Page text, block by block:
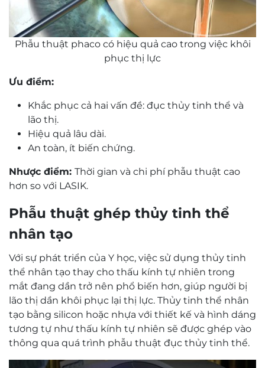
Phẫu thuật phaco có hiệu quả cao trong việc khôi
phục thị lực
Ưu điểm:
Khắc phục cả hai vấn đề: đục thủy tinh thể và
lão thị.
Hiệu quả lâu dài.
An toàn, ít biến chứng.
Nhược điểm: Thời gian và chi phí phẫu thuật cao
hơn so với LASIK.
Phẫu thuật ghép thủy tinh thể
nhân tạo
Với sự phát triển của Y học, việc sử dụng thủy tinh
thể nhân tạo thay cho thấu kính tự nhiên trong
mắt đang dần trở nên phổ biến hơn, giúp người bị
lão thị dần khôi phục lại thị lực. Thủy tinh thể nhân
tạo bằng silicon hoặc nhựa với thiết kế và hình dáng
tương tự như thấu kính tự nhiên sẽ được ghép vào
thông qua quá trình phẫu thuật đục thủy tinh thể.